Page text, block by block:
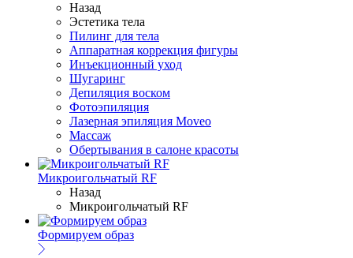
Назад
Эстетика тела
Пилинг для тела
Аппаратная коррекция фигуры
Инъекционный уход
Шугаринг
Депиляция воском
Фотоэпиляция
Лазерная эпиляция Moveo
Массаж
Обертывания в салоне красоты
Микроигольчатый RF
Назад
Микроигольчатый RF
Формируем образ